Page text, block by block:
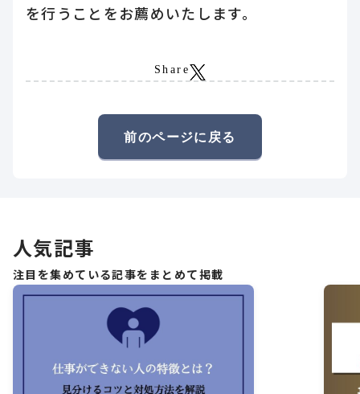
を行うことをお薦めいたします。
Share
前のページに戻る
人気記事
注目を集めている記事をまとめて掲載